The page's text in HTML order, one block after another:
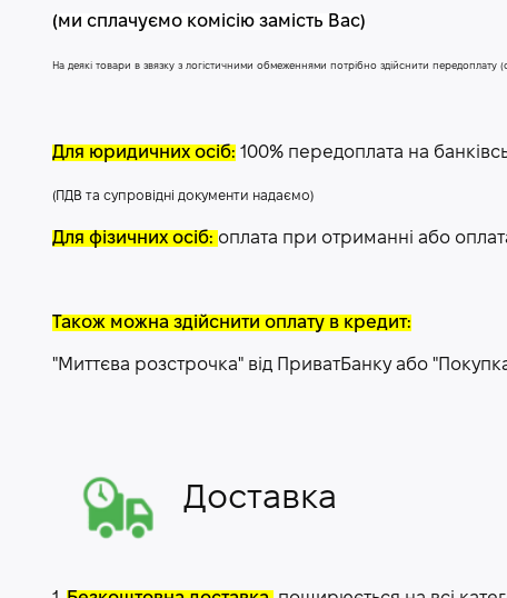
(ми сплачуємо комісію замість Вас)
На деякі товари в звязку з логістичними обмеженнями потрібно здійснити
Для юридичних осіб: 100% передоплата на
(ПДВ та супровідні документи надаємо)
Для фізичних осіб: оплата при отриманні або
Також можна здійснити оплату в кредит:
"Миттєва розстрочка" від ПриватБанку або
Доставка